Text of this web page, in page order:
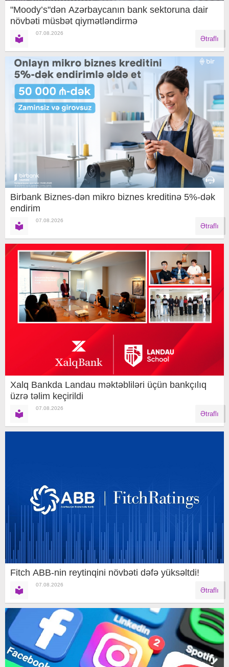
"Moody’s"dən Azərbaycanın bank sektoruna dair
növbəti müsbət qiymətləndirmə
07.08.2026
Ətraflı
Birbank Biznes-dən mikro biznes kreditinə 5%-dək
endirim
07.08.2026
Ətraflı
Xalq Bankda Landau məktəbliləri üçün bankçılıq
üzrə təlim keçirildi
07.08.2026
Ətraflı
Fitch ABB-nin reytinqini növbəti dəfə yüksəltdi!
07.08.2026
Ətraflı